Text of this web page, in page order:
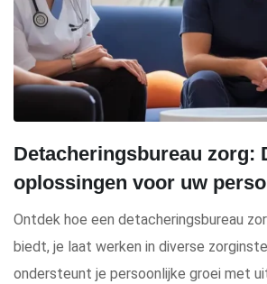
Detacheringsbureau zorg:
oplossingen voor uw
Ontdek hoe een detacheringsbureau
biedt, je laat werken in diverse
ondersteunt je persoonlijke groei met